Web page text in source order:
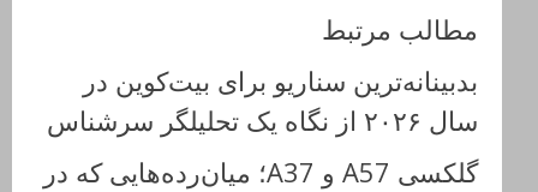
مطالب مرتبط
بدبینانه‌ترین سناریو برای بیت‌کوین در
سال ۲۰۲۶ از نگاه یک تحلیلگر سرشناس
گلکسی A57 و A37؛ میان‌رده‌هایی که در